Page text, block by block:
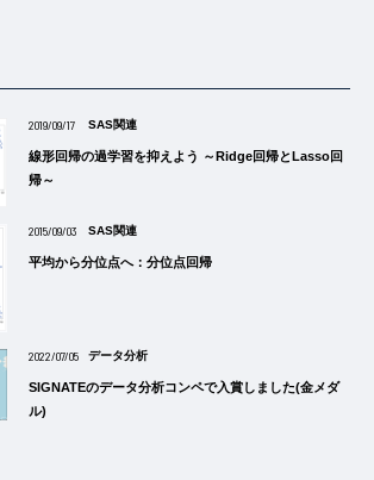
2019/09/17 SAS関連
線形回帰の過学習を抑えよう ～Ridge回帰とLasso回
帰～
2015/09/03 SAS関連
平均から分位点へ：分位点回帰
2022/07/05 データ分析
SIGNATEのデータ分析コンペで入賞しました(金メダ
ル)